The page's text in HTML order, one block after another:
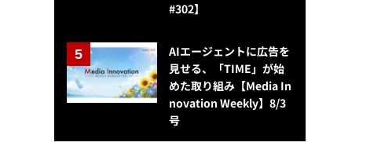
#302】
AIエージェントに広告を
見せる、「TIME」が始
めた取り組み【Media In
novation Weekly】8/3
号